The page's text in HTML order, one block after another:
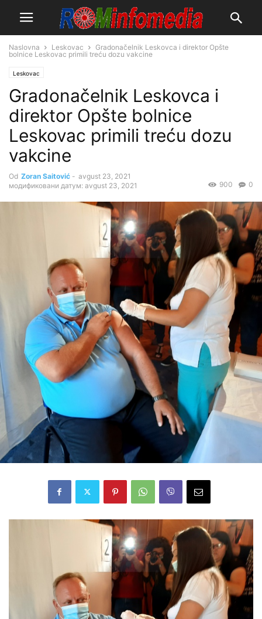
Naslovna Leskovac
Gradonačelnik Leskovca i direktor Opšte
bolnice Leskovac primili treću dozu vakcine
Leskovac
Gradonačelnik Leskovca i
direktor Opšte bolnice
Leskovac primili treću dozu
vakcine
Od Zoran Saitović - avgust 23, 2021
модификовани датум: avgust 23, 2021
0
900